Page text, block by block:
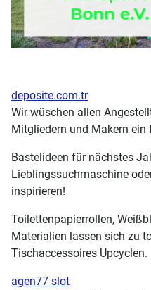
deposite.com.tr
Wir wüschen allen
Mitgliedern und Makern
Bastelideen für nächstes
Lieblingssuchmaschine
inspirieren!
Toilettenpapierrollen,
Materialien lassen sich zu
Tischaccessoires Upcyclen.
agen77 slot